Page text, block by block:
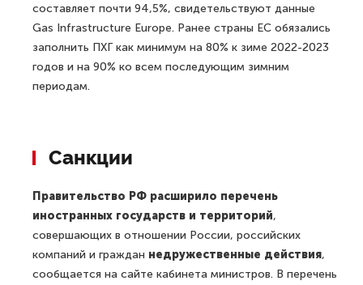
составляет почти 94,5%, свидетельствуют данные
Gas Infrastructure Europe. Ранее страны ЕС обязались
заполнить ПХГ как минимум на 80% к зиме 2022-2023
годов и на 90% ко всем последующим зимним
периодам.
Санкции
Правительство РФ расширило перечень
иностранных государств и территорий,
совершающих в отношении России, российских
компаний и граждан недружественные действия,
сообщается на сайте кабинета министров. В перечень